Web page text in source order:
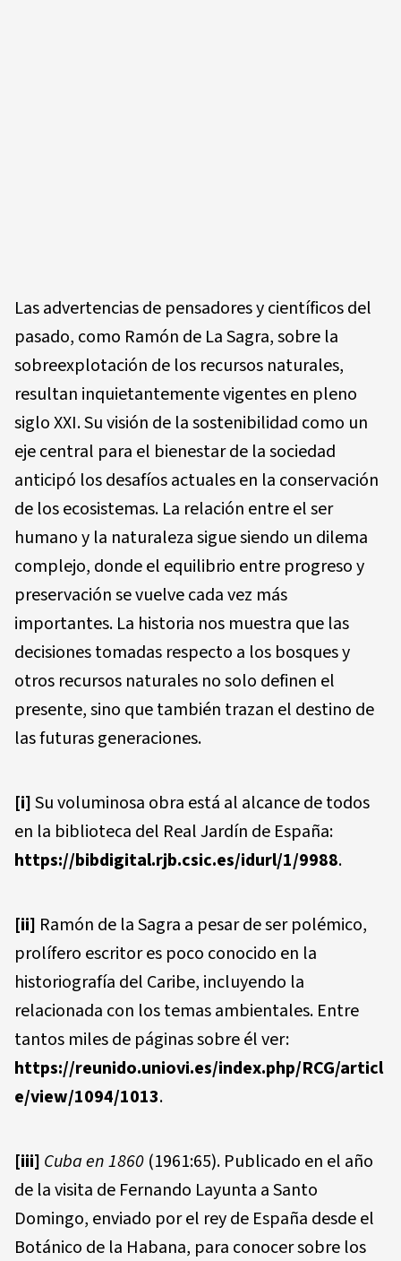
Las advertencias de pensadores y científicos del
pasado, como Ramón de La Sagra, sobre la
sobreexplotación de los recursos naturales,
resultan inquietantemente vigentes en pleno
siglo XXI. Su visión de la sostenibilidad como un
eje central para el bienestar de la sociedad
anticipó los desafíos actuales en la conservación
de los ecosistemas. La relación entre el ser
humano y la naturaleza sigue siendo un dilema
complejo, donde el equilibrio entre progreso y
preservación se vuelve cada vez más
importantes. La historia nos muestra que las
decisiones tomadas respecto a los bosques y
otros recursos naturales no solo definen el
presente, sino que también trazan el destino de
las futuras generaciones.
[i]Su voluminosa obra está al alcance de todos
en la biblioteca del Real Jardín de España:
https://bibdigital.rjb.csic.es/idurl/1/9988.
[ii] Ramón de la Sagra a pesar de ser polémico,
prolífero escritor es poco conocido en la
historiografía del Caribe, incluyendo la
relacionada con los temas ambientales. Entre
tantos miles de páginas sobre él ver:
https://reunido.uniovi.es/index.php/RCG/articl
e/view/1094/1013.
[iii] Cuba en 1860 (1961:65). Publicado en el año
de la visita de Fernando Layunta a Santo
Domingo, enviado por el rey de España desde el
Botánico de la Habana, para conocer sobre los